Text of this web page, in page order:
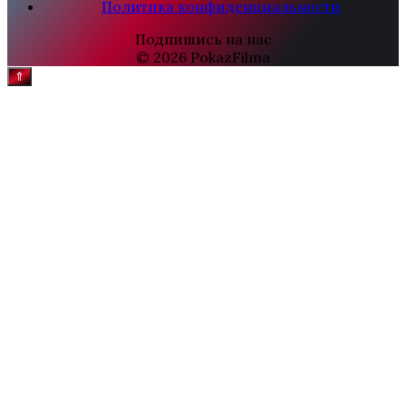
Политика конфиденциальности
Подпишись на нас
© 2026 PokazFilma